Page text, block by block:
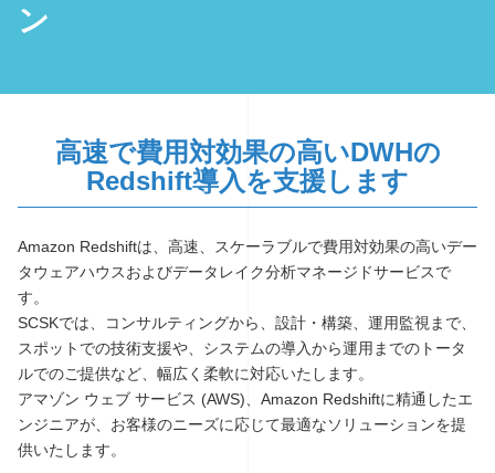
ン
高速で費用対効果の高いDWHの
Redshift導入を支援します
Amazon Redshiftは、高速、スケーラブルで費用対効果の高いデー
タウェアハウスおよびデータレイク分析マネージドサービスで
す。
SCSKでは、コンサルティングから、設計・構築、運用監視まで、
スポットでの技術支援や、システムの導入から運用までのトータ
ルでのご提供など、幅広く柔軟に対応いたします。
アマゾン ウェブ サービス (AWS)、Amazon Redshiftに精通したエ
ンジニアが、お客様のニーズに応じて最適なソリューションを提
供いたします。